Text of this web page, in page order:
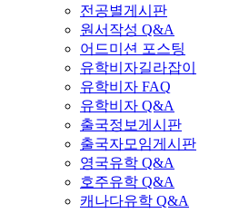
전공별게시판
원서작성 Q&A
어드미션 포스팅
유학비자길라잡이
유학비자 FAQ
유학비자 Q&A
출국정보게시판
출국자모임게시판
영국유학 Q&A
호주유학 Q&A
캐나다유학 Q&A